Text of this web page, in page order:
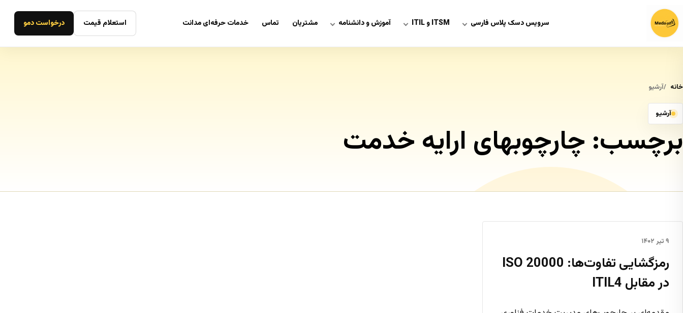
سرویس دسک پلاس فارسی ITSM و ITIL آموزش و دانشنامه مشتریان تماس خدمات حرفه‌ای مدانت استعلام قیمت درخواست دمو
خانه آرشیو
آرشیو
برچسب: چارچوبهای ارایه خدمت
۹ تیر ۱۴۰۲
رمزگشایی تفاوت‌ها: ISO 20000
در مقابل ITIL4